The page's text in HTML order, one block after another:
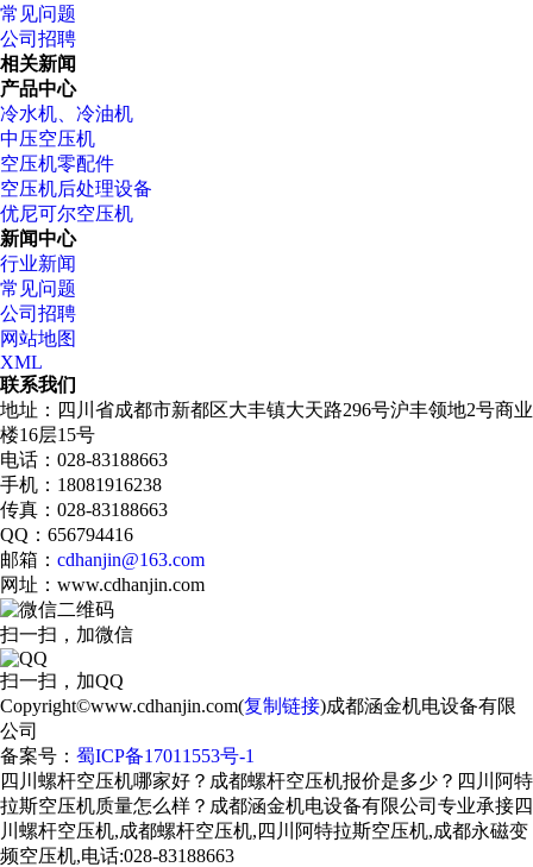
常见问题
公司招聘
相关新闻
产品中心
冷水机、冷油机
中压空压机
空压机零配件
空压机后处理设备
优尼可尔空压机
新闻中心
行业新闻
常见问题
公司招聘
网站地图
XML
联系我们
地址：四川省成都市新都区大丰镇大天路296号沪丰领地2号商业
楼16层15号
电话：028-83188663
手机：18081916238
传真：028-83188663
QQ：656794416
邮箱： cdhanjin@163.com
网址：www.cdhanjin.com
扫一扫，加微信
扫一扫，加QQ
Copyright©www.cdhanjin.com(复制链接)成都涵金机电设备有限
公司
备案号： 蜀ICP备17011553号-1
四川螺杆空压机哪家好？成都螺杆空压机报价是多少？四川阿特
拉斯空压机质量怎么样？成都涵金机电设备有限公司专业承接四
川螺杆空压机,成都螺杆空压机,四川阿特拉斯空压机,成都永磁变
频空压机,电话:028-83188663